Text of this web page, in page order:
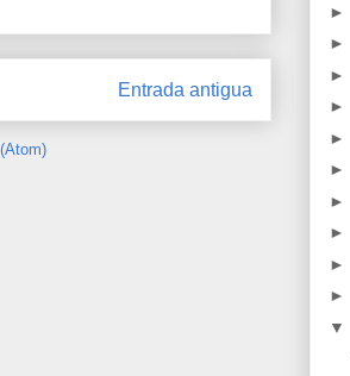
Entrada antigua
►
►
►
►
►
►
►
►
►
►
▼